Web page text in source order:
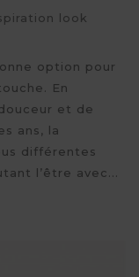
look
option pour
En
et de
ans, la
différentes
l’être avec...